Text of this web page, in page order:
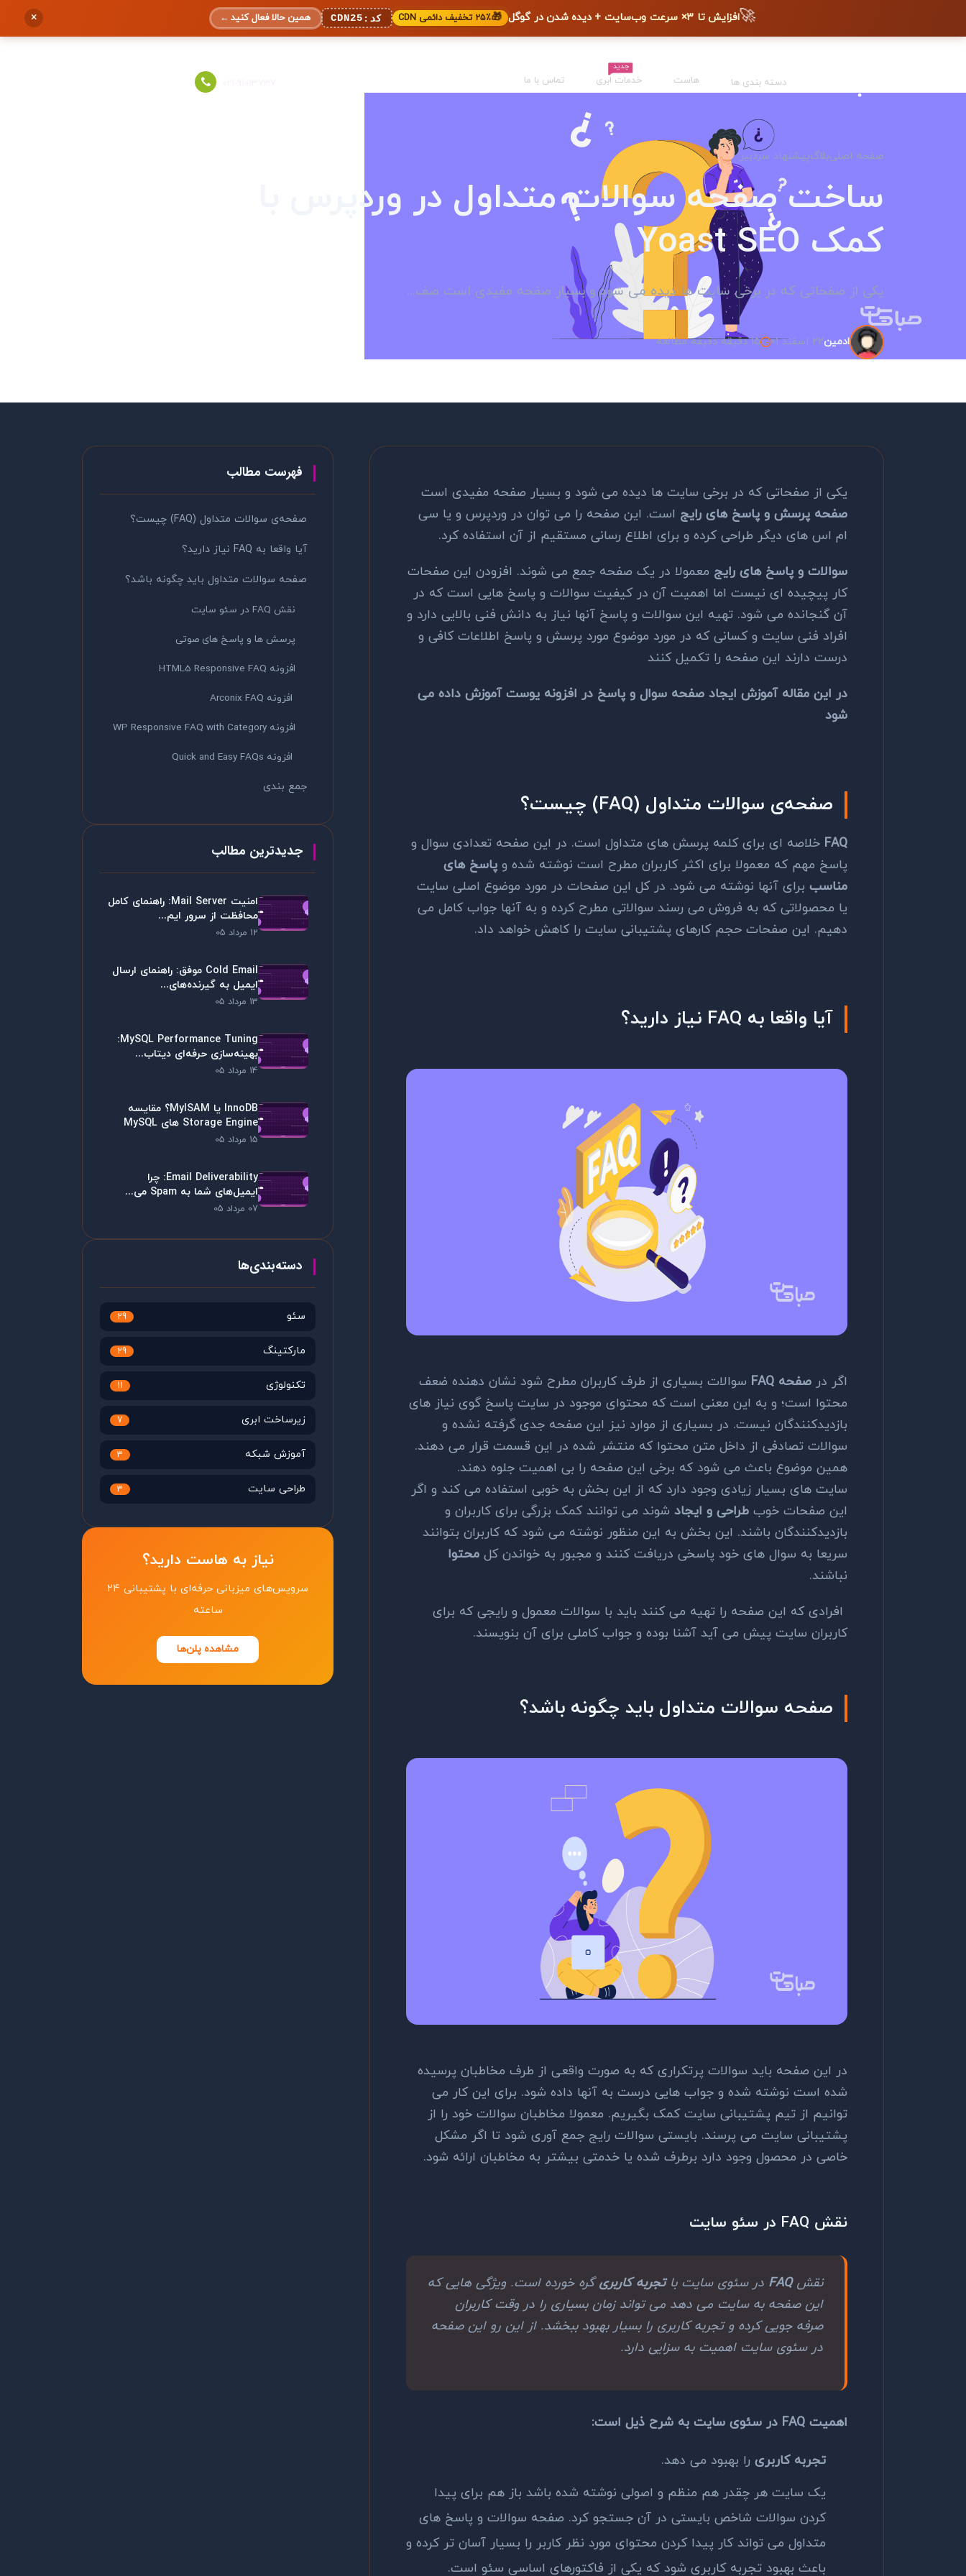
🚀افزایش تا ۳× سرعت وب‌سایت + دیده شدن در گوگل 🎁۲۵٪ تخفیف دائمی CDN کد: CDN25 همین حالا فعال کنید ←
×
دسته بندی ها هاست
جدید
خدمات ابری تماس با ما
صفحه اصلیبلاگپیشنهاد سردبیر
ساخت صفحه سوالات متداول در وردپرس با
کمک Yoast SEO
یکی از صفحاتی که در برخی سایت ها دیده می شود و بسیار صفحه مفیدی است صف...
ادمین22 اسفند 01 15 دقیقه دقیقه مطالعه
یکی از صفحاتی که در برخی سایت ها دیده می شود و بسیار صفحه مفیدی است
صفحه پرسش و پاسخ های رایج است. این صفحه را می توان در وردپرس و یا سی
ام اس های دیگر طراحی کرده و برای اطلاع رسانی مستقیم از آن استفاده کرد.
سوالات و پاسخ های رایج معمولا در یک صفحه جمع می شوند. افزودن این صفحات
کار پیچیده ای نیست اما اهمیت آن در کیفیت سوالات و پاسخ هایی است که در
آن گنجانده می شود. تهیه این سوالات و پاسخ آنها نیاز به دانش فنی بالایی دارد و
افراد فنی سایت و کسانی که در مورد موضوع مورد پرسش و پاسخ اطلاعات کافی و
درست دارند این صفحه را تکمیل کنند
در این مقاله آموزش ایجاد صفحه سوال و پاسخ در افزونه یوست آموزش داده می
شود
صفحه‌ی سوالات متداول (FAQ) چیست؟
FAQ خلاصه ای برای کلمه پرسش های متداول است. در این صفحه تعدادی سوال و
پاسخ مهم که معمولا برای اکثر کاربران مطرح است نوشته شده وپاسخ های
مناسب برای آنها نوشته می شود. در کل این صفحات در مورد موضوع اصلی سایت
یا محصولاتی که به فروش می رسند سوالاتی مطرح کرده و به آنها جواب کامل می
دهیم. این صفحات حجم کارهای پشتیبانی سایت را کاهش خواهد داد.
آیا واقعا به FAQ نیاز دارید؟
اگر در صفحه FAQ
سوالات بسیاری از طرف کاربران مطرح شود نشان دهنده ضعف
محتوا است؛ و به این معنی است که محتوای موجود در سایت پاسخ گوی نیاز های
بازدیدکنندگان نیست. در بسیاری از موارد نیز این صفحه جدی گرفته نشده و
سوالات تصادفی از داخل متن محتوا که منتشر شده در این قسمت قرار می دهند.
همین موضوع باعث می شود که برخی این صفحه را بی اهمیت جلوه دهند.
سایت های بسیار زیادی وجود دارد که از این بخش به خوبی استفاده می کند و اگر
این صفحات خوب طراحی و ایجاد شوند می توانند کمک بزرگی برای کاربران و
بازدیدکنندگان باشند. این بخش به این منظور نوشته می شود که کاربران بتوانند
سریعا به سوال های خود پاسخی دریافت کنند و مجبور به خواندن کل محتوا
نباشند.
افرادی که این صفحه را تهیه می کنند باید با سوالات معمول و رایجی که برای
کاربران سایت پیش می آید آشنا بوده و جواب کاملی برای آن بنویسند.
صفحه سوالات متداول باید چگونه باشد؟
در این صفحه باید سوالات پرتکراری که به صورت واقعی از طرف مخاطبان پرسیده
شده است نوشته شده و جواب هایی درست به آنها داده شود. برای این کار می
توانیم از تیم پشتیبانی سایت کمک بگیریم. معمولا مخاطبان سوالات خود را از
پشتیبانی سایت می پرسند. بایستی سوالات رایج جمع آوری شود تا اگر مشکل
خاصی در محصول وجود دارد برطرف شده یا خدمتی بیشتر به مخاطبان ارائه شود.
نقش FAQ در سئو سایت
نقش FAQ در سئوی سایت باتجربه کاربریگره خورده است. ویژگی هایی که
این صفحه به سایت می دهد می تواند زمان بسیاری را در وقت کاربران
صرفه جویی کرده و تجربه کاربری را بسیار بهبود ببخشد. از این رو این صفحه
در سئوی سایت اهمیت به سزایی دارد.
اهمیت FAQ در سئوی سایت به شرح ذیل است:
تجربه کاربری را بهبود می دهد.
یک سایت هر چقدر هم منظم و اصولی نوشته شده باشد باز هم برای پیدا
کردن سوالات شاخص بایستی در آن جستجو کرد. صفحه سوالات و پاسخ های
متداول می تواند کار پیدا کردن محتوای مورد نظر کاربر را بسیار آسان تر کرده و
باعث بهبود تجربه کاربری شود که یکی از فاکتورهای اساسی سئو است.
فهرست مطالب
صفحه‌ی سوالات متداول (FAQ) چیست؟
آیا واقعا به FAQ نیاز دارید؟
صفحه سوالات متداول باید چگونه باشد؟
نقش FAQ در سئو سایت
پرسش ها و پاسخ های صوتی
افزونه HTML5 Responsive FAQ
افزونه Arconix FAQ
افزونه WP Responsive FAQ with Category
افزونه Quick and Easy FAQs
جمع بندی
جدیدترین مطالب
امنیت Mail Server: راهنمای کامل
محافظت از سرور ایم...
12 مرداد 05
Cold Email موفق: راهنمای ارسال
ایمیل به گیرنده‌های...
13 مرداد 05
MySQL Performance Tuning:
بهینه‌سازی حرفه‌ای دیتاب...
14 مرداد 05
InnoDB یا MyISAM؟ مقایسه
Storage Engine های MySQL
15 مرداد 05
Email Deliverability: چرا
ایمیل‌های شما به Spam می...
07 مرداد 05
دسته‌بندی‌ها
سئو 29
مارکتینگ 29
تکنولوژی 11
زیرساخت ابری 7
آموزش شبکه 3
طراحی سایت 3
نیاز به هاست دارید؟
سرویس‌های میزبانی حرفه‌ای با پشتیبانی ۲۴
ساعته
مشاهده پلن‌ها